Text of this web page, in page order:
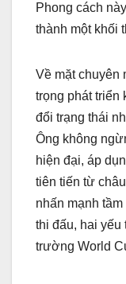
Phong cách
thành một khối
Về mặt chuyên
trọng phát triển
đổi trạng thái
Ông không
hiện đại, áp
tiên tiến từ
nhấn mạnh
thi đấu, hai yếu
trường World